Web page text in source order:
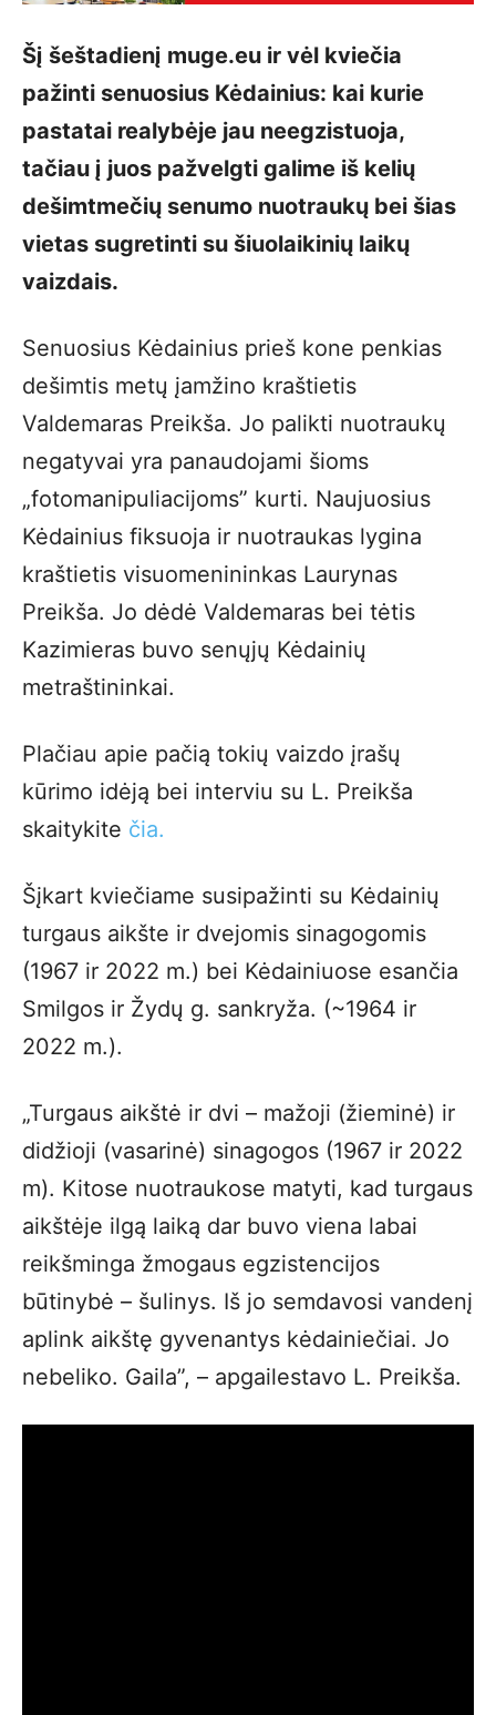
Šį šeštadienį muge.eu ir vėl kviečia
pažinti senuosius Kėdainius: kai kurie
pastatai realybėje jau neegzistuoja,
tačiau į juos pažvelgti galime iš kelių
dešimtmečių senumo nuotraukų bei šias
vietas sugretinti su šiuolaikinių laikų
vaizdais.
Senuosius Kėdainius prieš kone penkias
dešimtis metų įamžino kraštietis
Valdemaras Preikša. Jo palikti nuotraukų
negatyvai yra panaudojami šioms
„fotomanipuliacijoms” kurti. Naujuosius
Kėdainius fiksuoja ir nuotraukas lygina
kraštietis visuomenininkas Laurynas
Preikša. Jo dėdė Valdemaras bei tėtis
Kazimieras buvo senųjų Kėdainių
metraštininkai.
Plačiau apie pačią tokių vaizdo įrašų
kūrimo idėją bei interviu su L. Preikša
skaitykite čia.
Šįkart kviečiame susipažinti su Kėdainių
turgaus aikšte ir dvejomis sinagogomis
(1967 ir 2022 m.) bei Kėdainiuose esančia
Smilgos ir Žydų g. sankryža. (~1964 ir
2022 m.).
„Turgaus aikštė ir dvi – mažoji (žieminė) ir
didžioji (vasarinė) sinagogos (1967 ir 2022
m). Kitose nuotraukose matyti, kad turgaus
aikštėje ilgą laiką dar buvo viena labai
reikšminga žmogaus egzistencijos
būtinybė – šulinys. Iš jo semdavosi vandenį
aplink aikštę gyvenantys kėdainiečiai. Jo
nebeliko. Gaila”, – apgailestavo L. Preikša.